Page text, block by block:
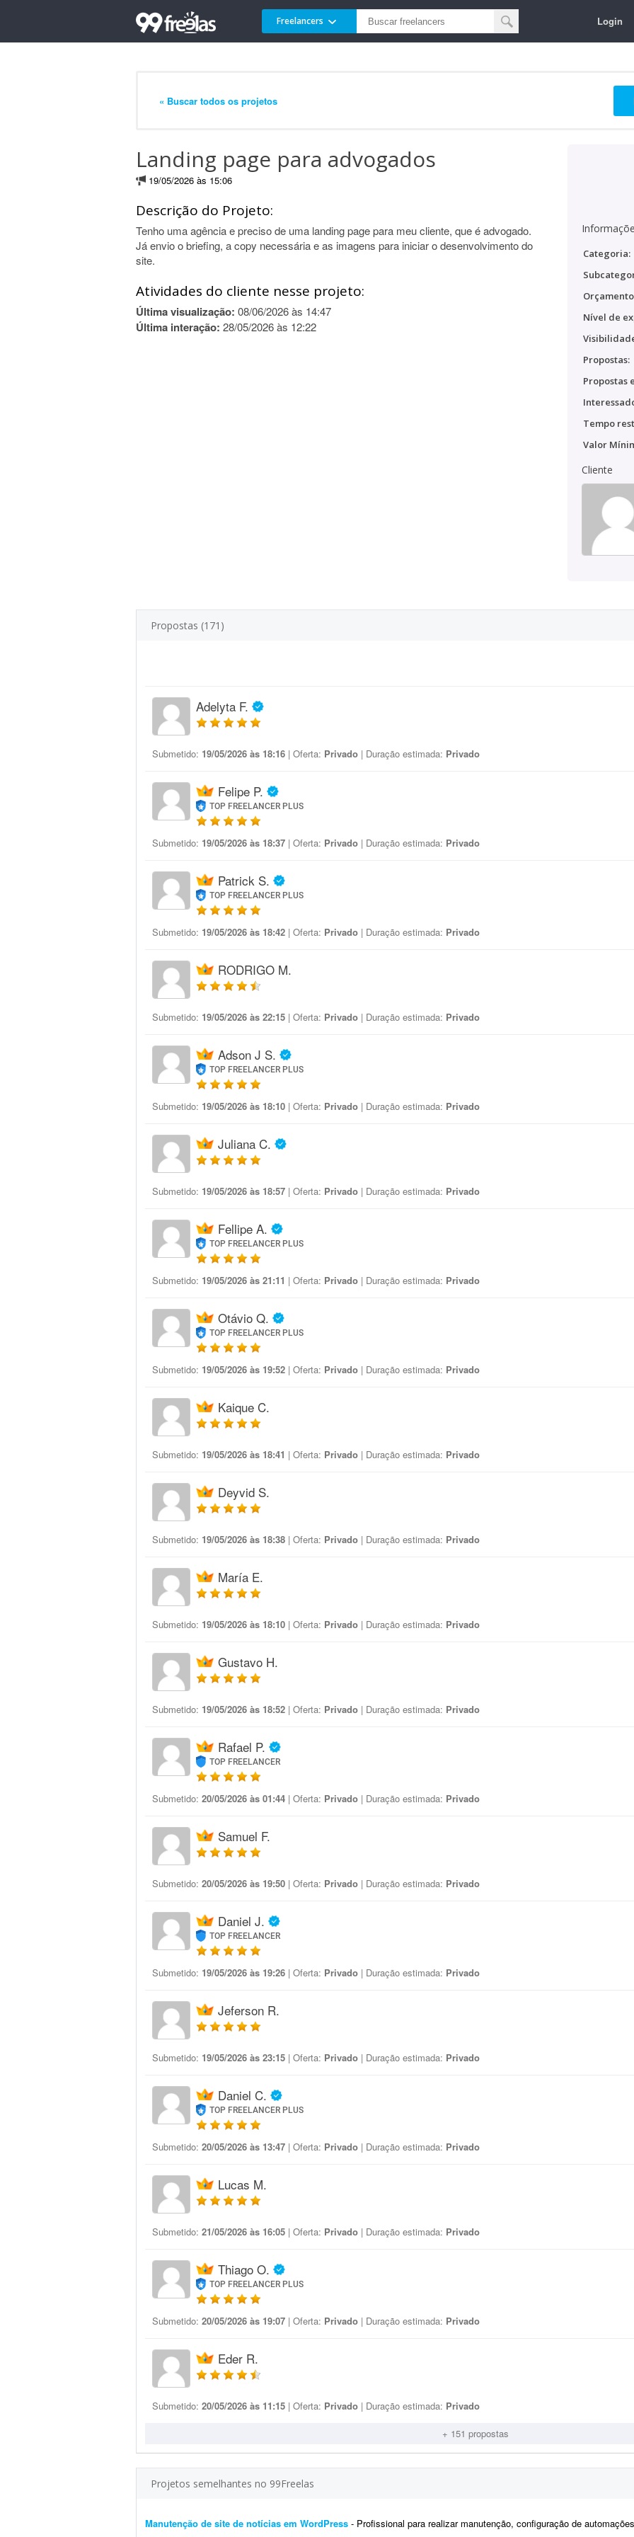
Freelancers Login
« Buscar todos os projetos
Landing page para advogados
19/05/2026 às 15:06
Descrição do Projeto:
Tenho uma agência e preciso de uma landing page para meu cliente, que é advogado.
Já envio o briefing, a copy necessária e as imagens para iniciar o desenvolvimento do
site.
Atividades do cliente nesse projeto:
Última visualização: 08/06/2026 às 14:47
Última interação: 28/05/2026 às 12:22
Categoria:
Nível de
Propostas:
Propostas
Tempo
Valor
Cliente
Propostas (171)
Adelyta F.
Submetido: 19/05/2026 às 18:16 | Oferta: Privado | Duração estimada: Privado
Felipe P.
TOP FREELANCER PLUS
Submetido: 19/05/2026 às 18:37 | Oferta: Privado | Duração estimada: Privado
Patrick S.
TOP FREELANCER PLUS
Submetido: 19/05/2026 às 18:42 | Oferta: Privado | Duração estimada: Privado
RODRIGO M.
Submetido: 19/05/2026 às 22:15 | Oferta: Privado | Duração estimada: Privado
Adson J S.
TOP FREELANCER PLUS
Submetido: 19/05/2026 às 18:10 | Oferta: Privado | Duração estimada: Privado
Juliana C.
Submetido: 19/05/2026 às 18:57 | Oferta: Privado | Duração estimada: Privado
Fellipe A.
TOP FREELANCER PLUS
Submetido: 19/05/2026 às 21:11 | Oferta: Privado | Duração estimada: Privado
Otávio Q.
TOP FREELANCER PLUS
Submetido: 19/05/2026 às 19:52 | Oferta: Privado | Duração estimada: Privado
Kaique C.
Submetido: 19/05/2026 às 18:41 | Oferta: Privado | Duração estimada: Privado
Deyvid S.
Submetido: 19/05/2026 às 18:38 | Oferta: Privado | Duração estimada: Privado
María E.
Submetido: 19/05/2026 às 18:10 | Oferta: Privado | Duração estimada: Privado
Gustavo H.
Submetido: 19/05/2026 às 18:52 | Oferta: Privado | Duração estimada: Privado
Rafael P.
TOP FREELANCER
Submetido: 20/05/2026 às 01:44 | Oferta: Privado | Duração estimada: Privado
Samuel F.
Submetido: 20/05/2026 às 19:50 | Oferta: Privado | Duração estimada: Privado
Daniel J.
TOP FREELANCER
Submetido: 19/05/2026 às 19:26 | Oferta: Privado | Duração estimada: Privado
Jeferson R.
Submetido: 19/05/2026 às 23:15 | Oferta: Privado | Duração estimada: Privado
Daniel C.
TOP FREELANCER PLUS
Submetido: 20/05/2026 às 13:47 | Oferta: Privado | Duração estimada: Privado
Lucas M.
Submetido: 21/05/2026 às 16:05 | Oferta: Privado | Duração estimada: Privado
Thiago O.
TOP FREELANCER PLUS
Submetido: 20/05/2026 às 19:07 | Oferta: Privado | Duração estimada: Privado
Eder R.
Submetido: 20/05/2026 às 11:15 | Oferta: Privado | Duração estimada: Privado
+ 151 propostas
Projetos semelhantes no 99Freelas
Manutenção de site de notícias em WordPress - Profissional para realizar manutenção, configuração de automações, melhoria visual e